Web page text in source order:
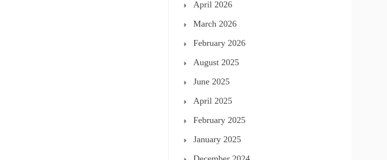
April 2026
March 2026
February 2026
August 2025
June 2025
April 2025
February 2025
January 2025